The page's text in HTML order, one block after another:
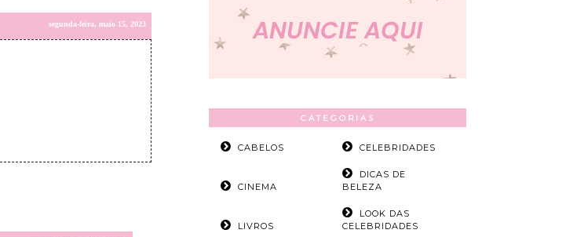
segunda-feira, maio 15, 2023
CATEGORIAS
CABELOS CELEBRIDADES
CINEMA
DICAS DE
BELEZA
LIVROS
LOOK DAS
CELEBRIDADES